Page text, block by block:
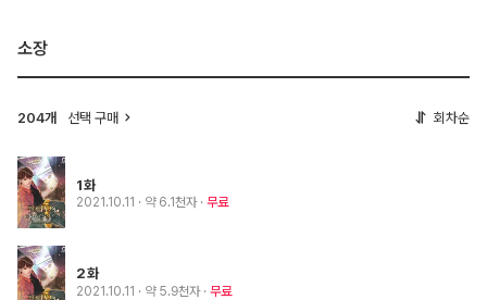
소장
204개 선택 구매 회차순
1화
2021.10.11 · 약 6.1천자 무료
2화
2021.10.11 · 약 5.9천자 무료